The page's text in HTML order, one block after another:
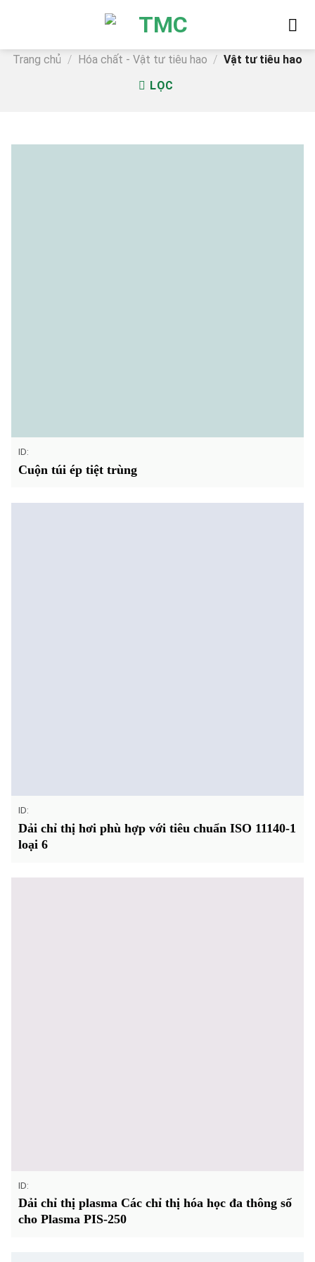
Trang chủ / Hóa chất - Vật tư tiêu hao / Vật tư tiêu hao
LỌC
ID:
Cuộn túi ép tiệt trùng
ID:
Dải chỉ thị hơi phù hợp với tiêu chuẩn ISO 11140-1
loại 6
ID:
Dải chỉ thị plasma Các chỉ thị hóa học đa thông số
cho Plasma PIS-250